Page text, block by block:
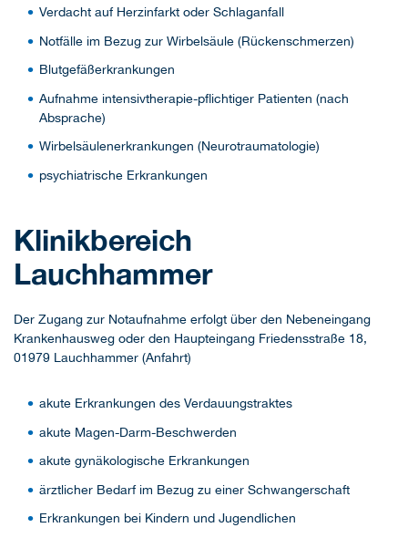
Verdacht auf Herzinfarkt oder Schlaganfall
Notfälle im Bezug zur Wirbelsäule (Rückenschmerzen)
Blutgefäßerkrankungen
Aufnahme intensivtherapie-pflichtiger Patienten (nach
Absprache)
Wirbelsäulenerkrankungen (Neurotraumatologie)
psychiatrische Erkrankungen
Klinikbereich
Lauchhammer
Der Zugang zur Notaufnahme erfolgt über den Nebeneingang
Krankenhausweg oder den Haupteingang Friedensstraße 18,
01979 Lauchhammer (Anfahrt)
akute Erkrankungen des Verdauungstraktes
akute Magen-Darm-Beschwerden
akute gynäkologische Erkrankungen
ärztlicher Bedarf im Bezug zu einer Schwangerschaft
Erkrankungen bei Kindern und Jugendlichen